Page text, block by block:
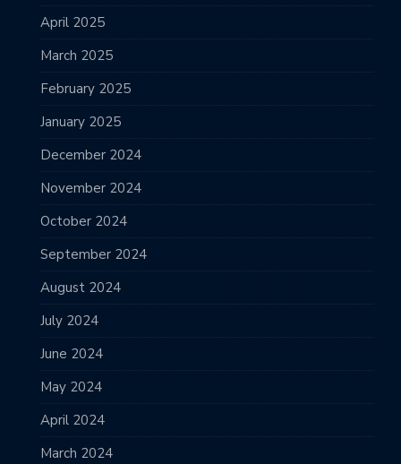
April 2025
March 2025
February 2025
January 2025
December 2024
November 2024
October 2024
September 2024
August 2024
July 2024
June 2024
May 2024
April 2024
March 2024